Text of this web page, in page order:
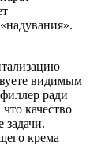
видимым
ради
качество
задачи.
крема